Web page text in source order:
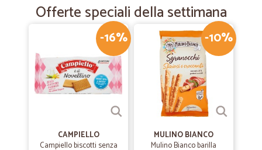
Offerte speciali della settimana
-16%
CAMPIELLO
Campiello biscotti senza
-10%
MULINO BIANCO
Mulino Bianco barilla